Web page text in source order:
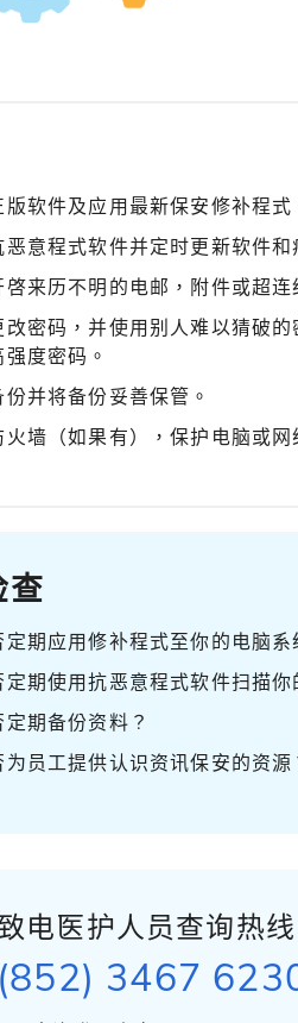
版软件及应用最新保安修补程式
恶意程式软件并定时更新软件和
啓来历不明的电邮，附件或超连
改密码，并使用别人难以猜破
度密码。
份并将备份妥善保管。
火墙（如果有），保护电脑或网
查
定期应用修补程式至你的电脑系
定期使用抗恶意程式软件扫描你
期备份资料？
为员工提供认识资讯保安的资源
电医护人员查询热线
(852) 3467